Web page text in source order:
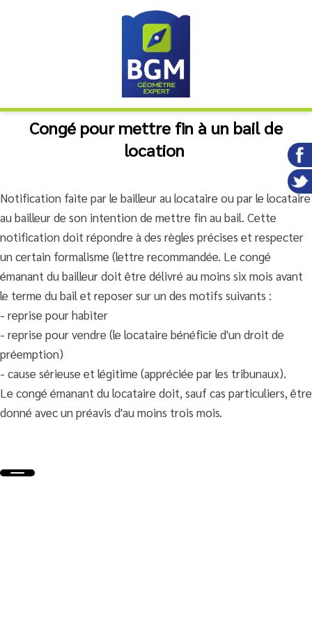
Congé pour mettre fin à un bail de
location
Notification faite par le bailleur au locataire ou par le locataire
au bailleur de son intention de mettre fin au bail. Cette
notification doit répondre à des règles précises et respecter
un certain formalisme (lettre recommandée. Le congé
émanant du bailleur doit être délivré au moins six mois avant
le terme du bail et reposer sur un des motifs suivants :
- reprise pour habiter
- reprise pour vendre (le locataire bénéficie d'un droit de
préemption)
- cause sérieuse et légitime (appréciée par les tribunaux).
Le congé émanant du locataire doit, sauf cas particuliers, être
donné avec un préavis d'au moins trois mois.